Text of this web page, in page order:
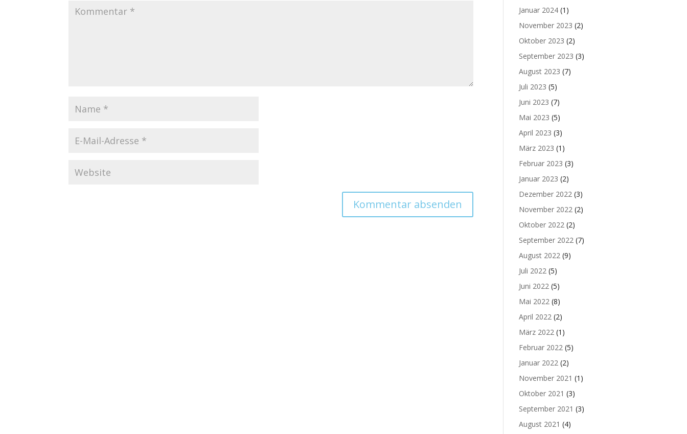
Januar 2024 (1)
November 2023 (2)
Oktober 2023 (2)
September 2023 (3)
August 2023 (7)
Juli 2023 (5)
Juni 2023 (7)
Mai 2023 (5)
April 2023 (3)
März 2023 (1)
Februar 2023 (3)
Januar 2023 (2)
Dezember 2022 (3)
November 2022 (2)
Oktober 2022 (2)
September 2022 (7)
August 2022 (9)
Juli 2022 (5)
Juni 2022 (5)
Mai 2022 (8)
April 2022 (2)
März 2022 (1)
Februar 2022 (5)
Januar 2022 (2)
November 2021 (1)
Oktober 2021 (3)
September 2021 (3)
August 2021 (4)